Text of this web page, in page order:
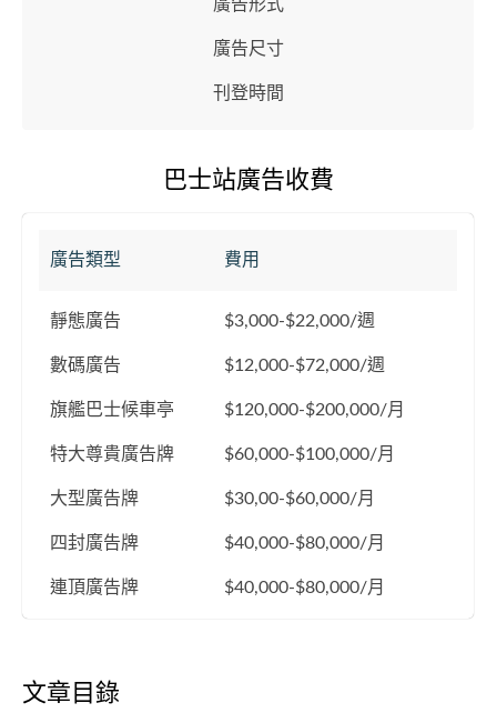
廣告形式
廣告尺寸
刊登時間
巴士站廣告收費
廣告類型 費用
靜態廣告 $3,000-$22,000/週
數碼廣告 $12,000-$72,000/週
旗艦巴士候車亭 $120,000-$200,000/月
特大尊貴廣告牌 $60,000-$100,000/月
大型廣告牌 $30,00-$60,000/月
四封廣告牌 $40,000-$80,000/月
連頂廣告牌 $40,000-$80,000/月
文章目錄